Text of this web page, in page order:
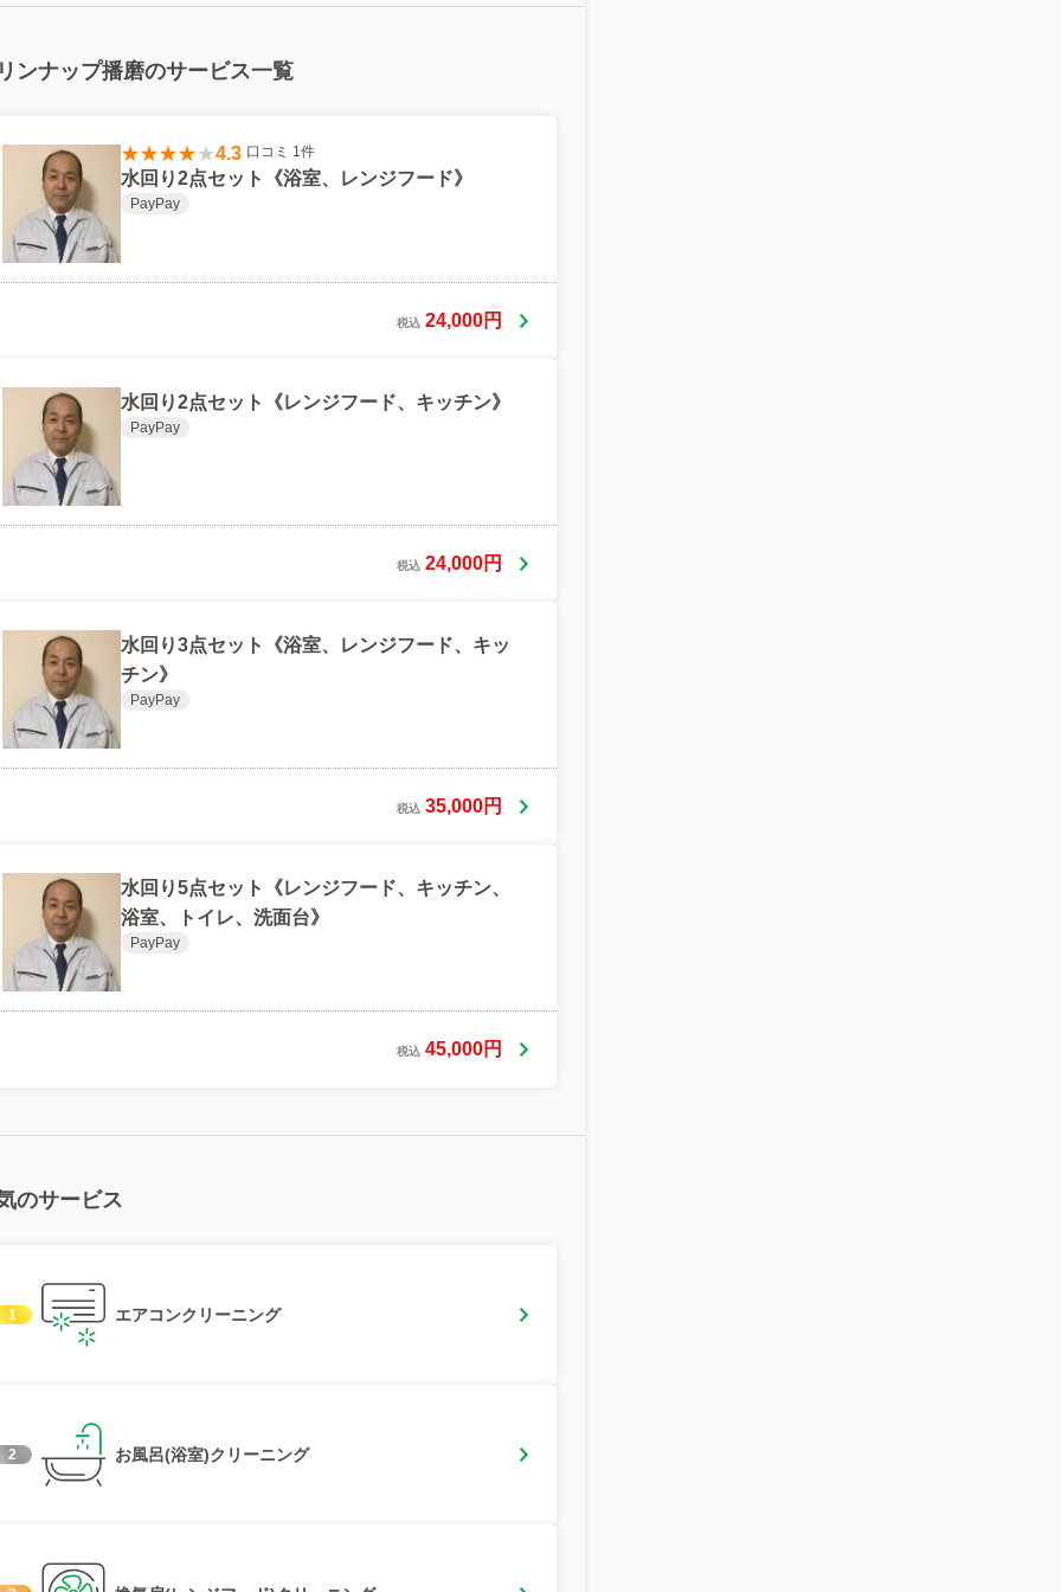
ンナップ播磨のサービス一覧
4.3 口コミ 1件
水回り2点セット《浴室、レンジフード》
PayPay
税込 24,000円
水回り2点セット《レンジフード、キッチン》
PayPay
税込 24,000円
水回り3点セット《浴室、レンジフード、キッ
チン》
PayPay
税込 35,000円
水回り5点セット《レンジフード、キッチン、
浴室、トイレ、洗面台》
PayPay
税込 45,000円
のサービス
1 エアコンクリーニング
2 お風呂(浴室)クリーニング